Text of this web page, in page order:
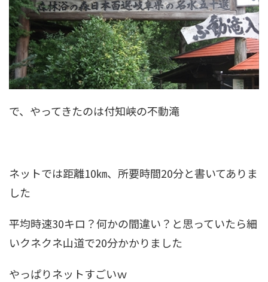
で、やってきたのは付知峡の不動滝
ネットでは距離10㎞、所要時間20分と書いてありま
した
平均時速30キロ？何かの間違い？と思っていたら細
いクネクネ山道で20分かかりました
やっぱりネットすごいｗ